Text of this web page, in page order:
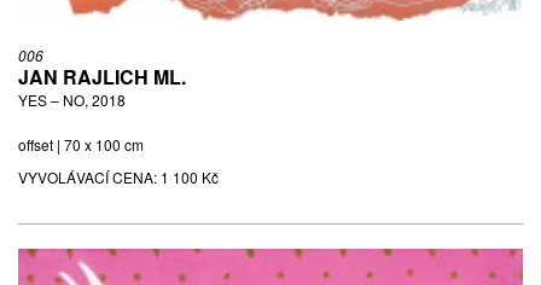
006
JAN RAJLICH ML.
YES – NO, 2018
offset | 70 x 100 cm
VYVOLÁVACÍ CENA: 1 100 Kč